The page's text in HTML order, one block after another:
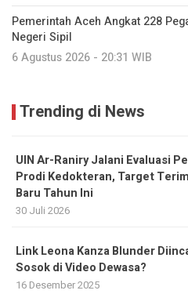
Pemerintah Aceh Angkat 228
Negeri Sipil
6 Agustus 2026 - 20:31 WIB
Trending di News
UIN Ar-Raniry Jalani Evaluasi
Prodi Kedokteran, Target
Baru Tahun Ini
30 Juli 2026
Link Leona Kanza Blunder
Sosok di Video Dewasa?
16 Desember 2025